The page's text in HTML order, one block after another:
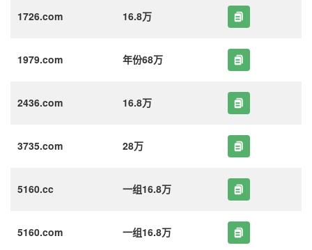
1726.com 16.8万
1979.com 年份68万
2436.com 16.8万
3735.com 28万
5160.cc 一组16.8万
5160.com 一组16.8万